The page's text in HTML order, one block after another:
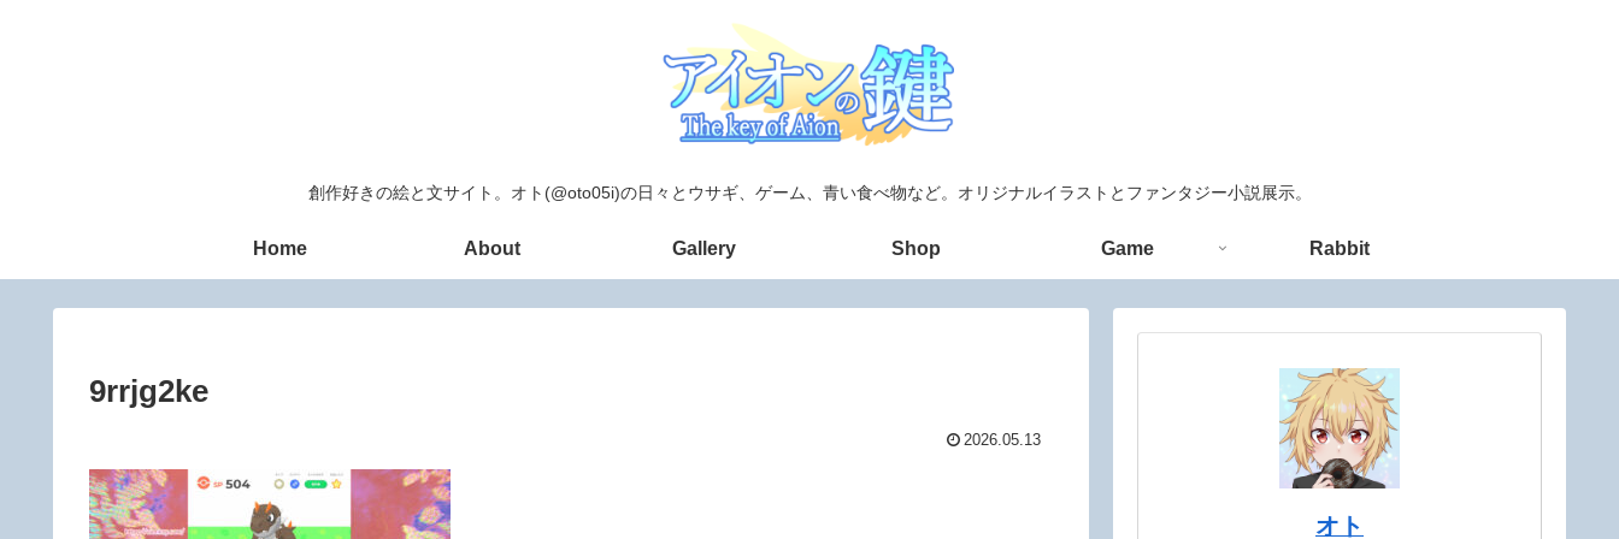
創作好きの絵と文サイト。オト(@oto05i)の日々とウサギ、ゲーム、青い食べ物など。オリジナルイラストとファンタジー小説展示。
Home About Gallery Shop Game Rabbit
9rrjg2ke
2026.05.13
オト